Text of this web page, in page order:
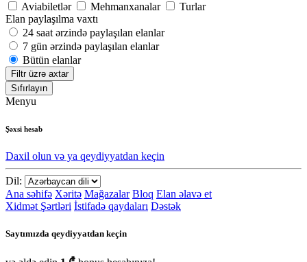
Aviabiletlər
Mehmanxanalar
Turlar
Elan paylaşılma vaxtı
24 saat ərzində paylaşılan elanlar
7 gün ərzində paylaşılan elanlar
Bütün elanlar
Filtr üzrə axtar
Sıfırlayın
Menyu
Şəxsi hesab
Daxil olun və ya qeydiyyatdan keçin
Dil:
Ana səhifə Xəritə Mağazalar Bloq Elan əlavə et
Xidmət Şərtləri İstifadə qaydaları Dəstək
Saytımızda qeydiyyatdan keçin